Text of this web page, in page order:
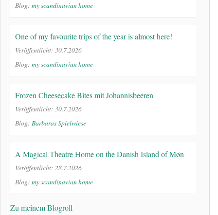
Blog: my scandinavian home
One of my favourite trips of the year is almost here!
Veröffentlicht: 30.7.2026
Blog: my scandinavian home
Frozen Cheesecake Bites mit Johannisbeeren
Veröffentlicht: 30.7.2026
Blog: Barbaras Spielwiese
A Magical Theatre Home on the Danish Island of Møn
Veröffentlicht: 28.7.2026
Blog: my scandinavian home
Zu meinem Blogroll